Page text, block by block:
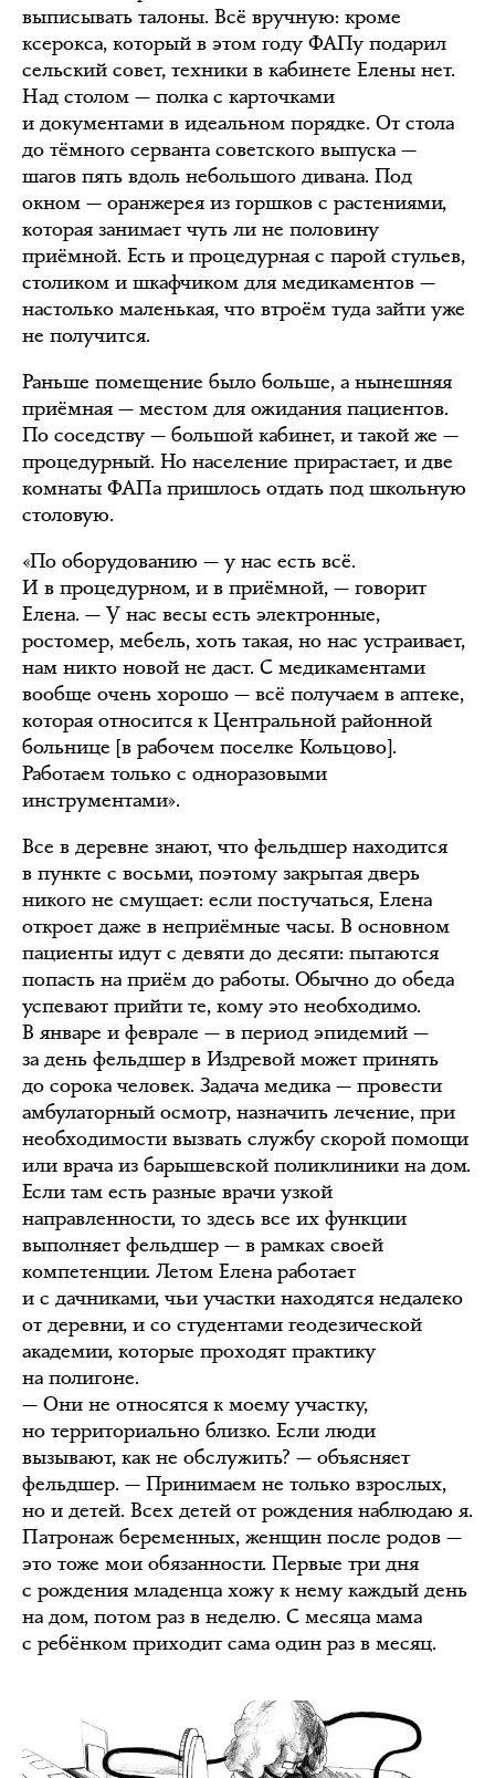
выписывать талоны. Всё вручную: кроме
ксерокса, который в этом году ФАПу подарил
сельский совет, техники в кабинете Елены нет.
Над столом — полка с карточками
и документами в идеальном порядке. От стола
до тёмного серванта советского выпуска —
шагов пять вдоль небольшого дивана. Под
окном — оранжерея из горшков с растениями,
которая занимает чуть ли не половину
приёмной. Есть и процедурная с парой стульев,
столиком и шкафчиком для медикаментов —
настолько маленькая, что втроём туда зайти уже
не получится.
Раньше помещение было больше, а нынешняя
приёмная — местом для ожидания пациентов.
По соседству — большой кабинет, и такой же —
процедурный. Но население прирастает, и две
комнаты ФАПа пришлось отдать под школьную
столовую.
«По оборудованию — у нас есть всё.
И в процедурном, и в приёмной, — говорит
Елена. — У нас весы есть электронные,
ростомер, мебель, хоть такая, но нас устраивает,
нам никто новой не даст. С медикаментами
вообще очень хорошо — всё получаем в аптеке,
которая относится к Центральной районной
больнице [в рабочем поселке Кольцово].
Работаем только с одноразовыми
инструментами».
Все в деревне знают, что фельдшер находится
в пункте с восьми, поэтому закрытая дверь
никого не смущает: если постучаться, Елена
откроет даже в неприёмные часы. В основном
пациенты идут с девяти до десяти: пытаются
попасть на приём до работы. Обычно до обеда
успевают прийти те, кому это необходимо.
В январе и феврале — в период эпидемий —
за день фельдшер в Издревой может принять
до сорока человек. Задача медика — провести
амбулаторный осмотр, назначить лечение, при
необходимости вызвать службу скорой помощи
или врача из барышевской поликлиники на дом.
Если там есть разные врачи узкой
направленности, то здесь все их функции
выполняет фельдшер — в рамках своей
компетенции. Летом Елена работает
и с дачниками, чьи участки находятся недалеко
от деревни, и со студентами геодезической
академии, которые проходят практику
на полигоне.
— Они не относятся к моему участку,
но территориально близко. Если люди
вызывают, как не обслужить? — объясняет
фельдшер. — Принимаем не только взрослых,
но и детей. Всех детей от рождения наблюдаю я.
Патронаж беременных, женщин после родов —
это тоже мои обязанности. Первые три дня
с рождения младенца хожу к нему каждый день
на дом, потом раз в неделю. С месяца мама
с ребёнком приходит сама один раз в месяц.